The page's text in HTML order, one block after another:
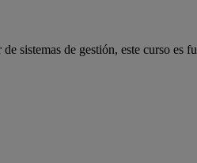
sistemas de gestión, este curso